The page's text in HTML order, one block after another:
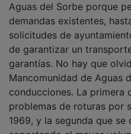
Aguas del Sorbe porque
demandas existentes,
solicitudes de
de garantizar un
garantías. No hay que
Mancomunidad de Aguas
conducciones. La primera
problemas de roturas por
1969, y la segunda que